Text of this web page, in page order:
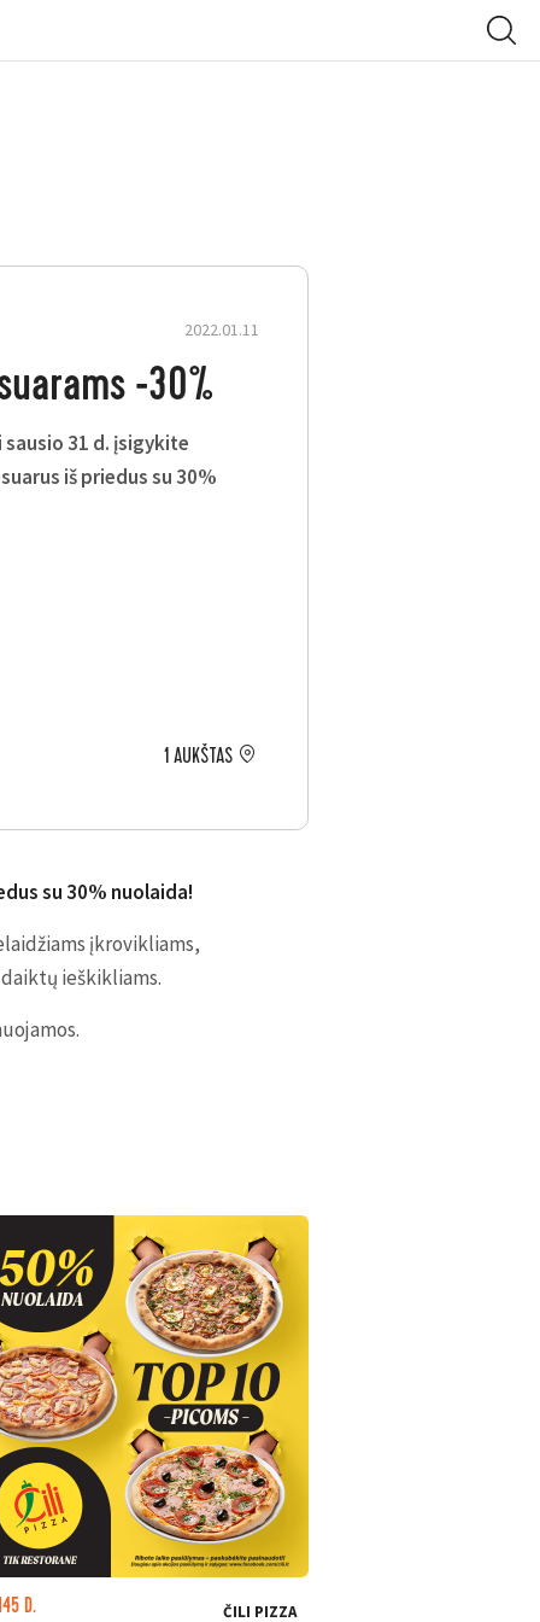
2022.01.11
-30%
31 d. įsigykite
iš priedus su 30%
1 AUKŠTAS
su 30% nuolaida!
įkrovikliams,
ieškikliams.
D.
ČILI PIZZA